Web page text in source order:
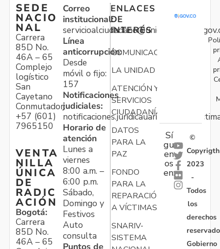
SEDE
NACIO
NAL
Carrera
85D No.
46A – 65
Complejo
logístico
San
Cayetano
Conmutador:
+57 (601)
7965150
VENTA
NILLA
ÚNICA
DE
RADIC
ACIÓN
Bogotá:
Carrera
85D No.
46A – 65
Correo
institucional:
Línea
anticorrupción:
Desde
móvil o fijo:
157
Notificaciones
judiciales:
Horario de
atención
Lunes a
viernes
8:00 a.m. –
6:00 p.m.
Sábado,
Domingo y
Festivos
Auto
consulta
Puntos de
ENLACES
DE
INTERÉS
COMUNICACIONES
LA UNIDAD
ATENCIÓN Y
SERVICIOS
CIUDADANÍA
DATOS
PARA LA
PAZ
FONDO
PARA LA
REPARACIÓN
A VÍCTIMAS
SNARIV-
SISTEMA
Sí
gu
en
os
en:
©
Copyrigth
2023
-
Todos
los
derechos
Gobierno